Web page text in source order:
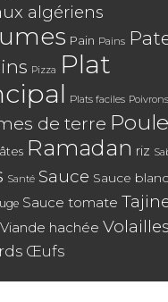
algériens
Pain Pains
Pizza
Plat
Plats faciles Poivrons
de terre
Ramadan riz
Santé Sauce Sauce
Sauce tomate
Viande hachée Volailles
Œufs